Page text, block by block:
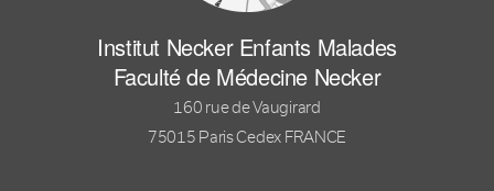
Institut Necker Enfants Malades
Faculté de Médecine Necker
160 rue de Vaugirard
75015 Paris Cedex FRANCE